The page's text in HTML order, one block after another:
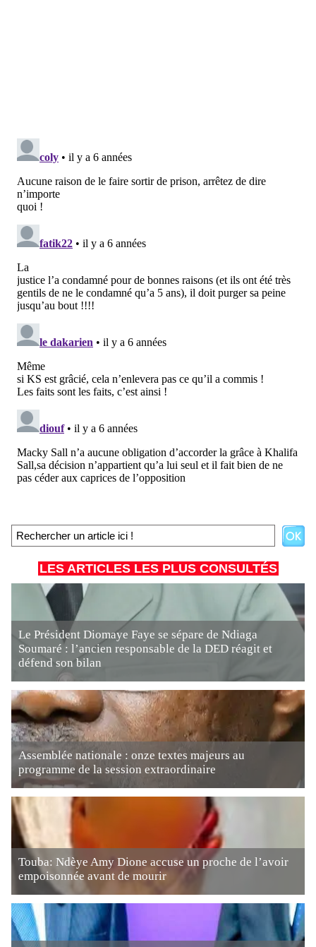
LES ARTICLES LES PLUS CONSULTÉS
Le Président Diomaye Faye se sépare de Ndiaga
Soumaré : l’ancien responsable de la DED réagit et
défend son bilan
Assemblée nationale : onze textes majeurs au
programme de la session extraordinaire
Touba: Ndèye Amy Dione accuse un proche de l’avoir
empoisonnée avant de mourir